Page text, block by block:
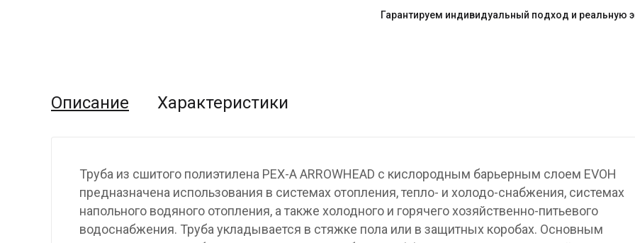
Гарантируем индивидуальный подход и реальную
Описание Характеристики
Труба из сшитого полиэтилена PEX-A ARROWHEAD с кислородным барьерным слоем EVOH
предназначена использования в системах отопления, тепло- и холодо-снабжения, системах
напольного водяного отопления, а также холодного и горячего хозяйственно-питьевого
водоснабжения. Труба укладывается в стяжке пола или в защитных коробах. Основным